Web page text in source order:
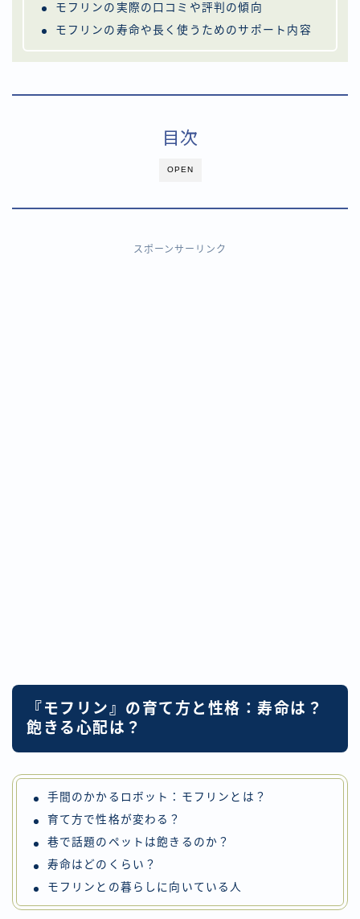
モフリンの実際の口コミや評判の傾向
モフリンの寿命や長く使うためのサポート内容
OPEN
目次
スポーンサーリンク
『モフリン』の育て方と性格：寿命は？
飽きる心配は？
手間のかかるロボット：モフリンとは？
育て方で性格が変わる？
巷で話題のペットは飽きるのか？
寿命はどのくらい？
モフリンとの暮らしに向いている人